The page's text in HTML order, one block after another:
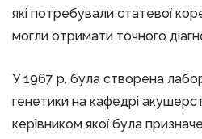
які потребували статевої
могли отримати точного
У 1967 р. була створена
генетики на кафедрі
керівником якої була